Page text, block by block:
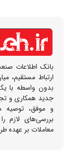
بانک اطلاعات
ارتباط مستقیم،
بدون واسطه با
جدید همکاری و
و موفق، توصیه
بررسی‌های لازم
معاملات بر عهده